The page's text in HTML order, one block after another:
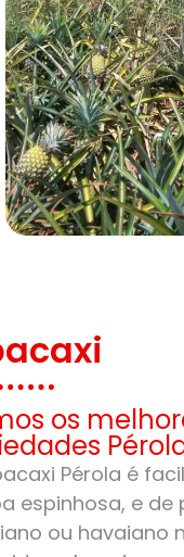
os
Pérola é
espinhosa, e
ou havaiano